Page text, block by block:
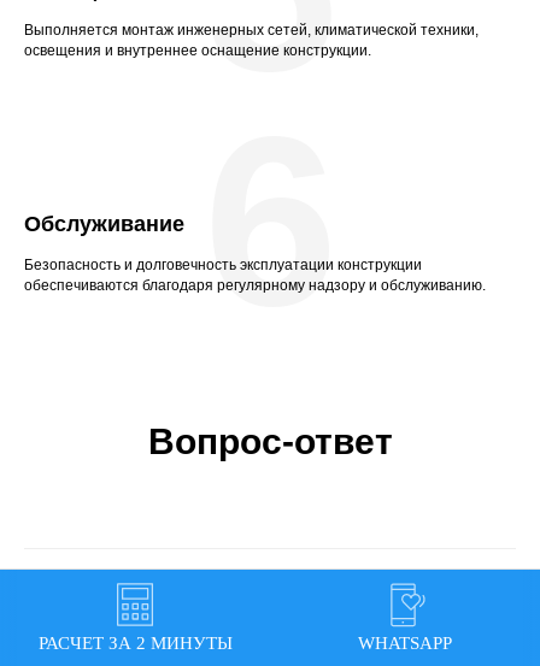
РАСЧЕТ ЗА 2 МИНУТЫ WHATSAPP
Выполняется монтаж инженерных сетей, климатической техники,
освещения и внутреннее оснащение конструкции.
Обслуживание
Безопасность и долговечность эксплуатации конструкции
обеспечиваются благодаря регулярному надзору и обслуживанию.
6
Вопрос-ответ
Для каких событий подходят
шатры и тенты?